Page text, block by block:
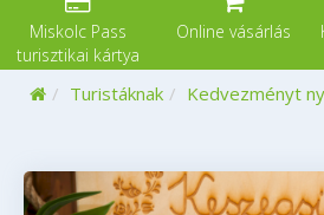
Miskolc Pass
turisztikai kártya
Online vásárlás
Kezdőoldal
Turistáknak Kedvezményt